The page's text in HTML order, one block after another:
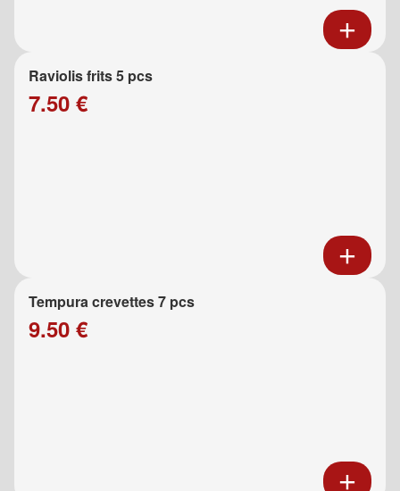
Raviolis frits 5 pcs
7.50 €
Tempura crevettes 7 pcs
9.50 €